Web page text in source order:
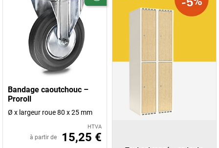
Bandage caoutchouc –
Proroll
Ø x largeur roue 80 x 25 mm
HTVA
à partir de 15,25 €